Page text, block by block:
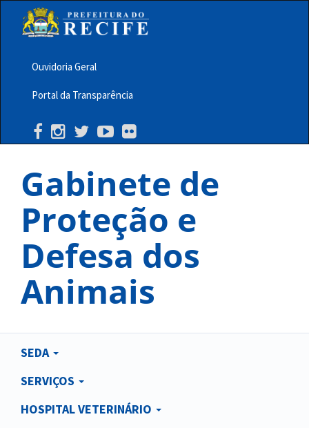
principalMenu
Barra
Topo
PCR
Ouvidoria Geral
Portal da Transparência
Gabinete de
Proteção e
Defesa dos
Animais
Main
navigation
SEDA
SERVIÇOS
HOSPITAL VETERINÁRIO